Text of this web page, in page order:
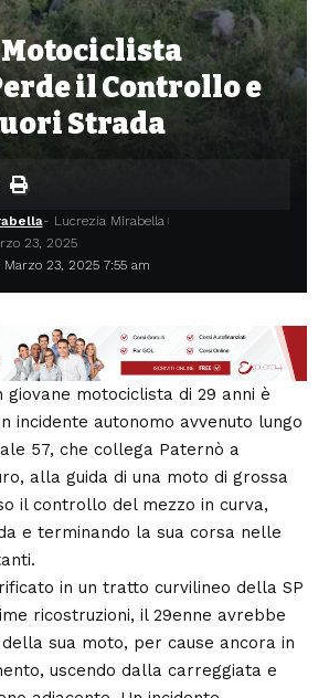
il Controllo e
Strada
Marzo 23, 2025 7:55 am
- Lucrezia Mirabella
23, 2025
giovane motociclista di 29 anni è
incidente autonomo avvenuto lungo
57, che collega Paternò a
alla guida di una moto di grossa
il controllo del mezzo in curva,
e terminando la sua corsa nelle
in un tratto curvilineo della SP
ricostruzioni, il 29enne avrebbe
sua moto, per cause ancora in
uscendo dalla carreggiata e